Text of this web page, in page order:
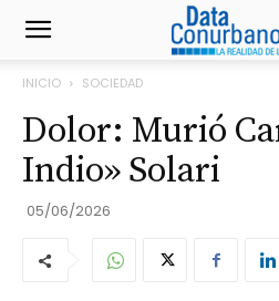
INICIO SOCIEDAD
Dolor: Murió
Indio» Solari
05/06/2026